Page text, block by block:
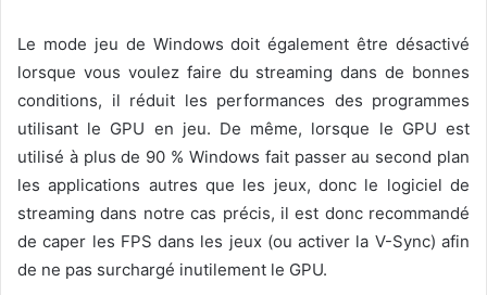
Le mode jeu de Windows doit également être désactivé
lorsque vous voulez faire du streaming dans de bonnes
conditions, il réduit les performances des programmes
utilisant le GPU en jeu. De même, lorsque le GPU est
utilisé à plus de 90 % Windows fait passer au second plan
les applications autres que les jeux, donc le logiciel de
streaming dans notre cas précis, il est donc recommandé
de caper les FPS dans les jeux (ou activer la V-Sync) afin
de ne pas surchargé inutilement le GPU.